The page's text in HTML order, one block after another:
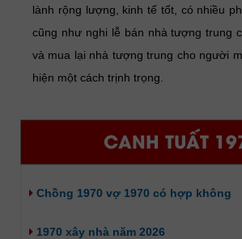
lành rộng lượng, kinh tế tốt, có nhiều
cũng như nghi lễ bán nhà tượng trung
và mua lại nhà tượng trung cho người
hiện một cách trịnh trọng.
CANH TUẤT
Chồng 1970 vợ 1970 có hợp không
1970 xây nhà năm 2026